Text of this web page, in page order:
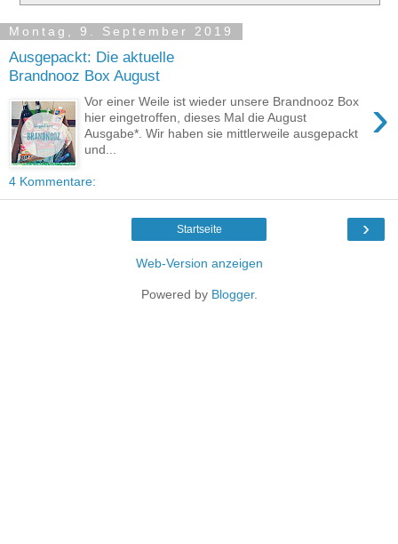
Montag, 9. September 2019
Ausgepackt: Die aktuelle
Brandnooz Box August
›
Vor einer Weile ist wieder unsere Brandnooz Box
hier eingetroffen, dieses Mal die August
Ausgabe*. Wir haben sie mittlerweile ausgepackt
und...
4 Kommentare:
›
Startseite
Web-Version anzeigen
Powered by Blogger.